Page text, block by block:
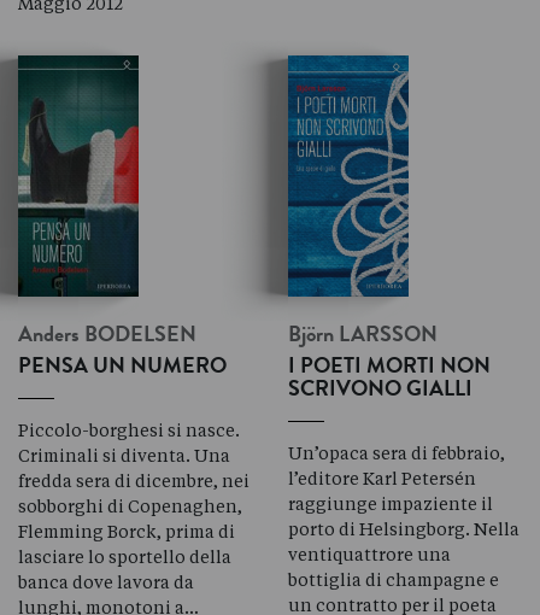
Maggio 2012
Anders BODELSEN
PENSA UN NUMERO
Piccolo-borghesi si nasce.
Criminali si diventa. Una
fredda sera di dicembre, nei
sobborghi di Copenaghen,
Flemming Borck, prima di
lasciare lo sportello della
banca dove lavora da
lunghi, monotoni a…
Björn LARSSON
I POETI MORTI NON
SCRIVONO GIALLI
Un’opaca sera di febbraio,
l’editore Karl Petersén
raggiunge impaziente il
porto di Helsingborg. Nella
ventiquattrore una
bottiglia di champagne e
un contratto per il poeta